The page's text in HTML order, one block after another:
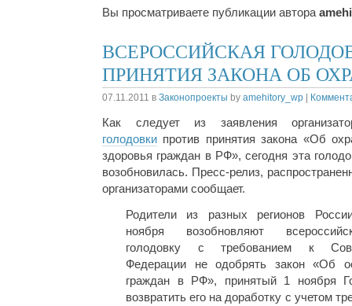
Вы просматриваете публикации автора
ВСЕРОССИЙСКАЯ
ПРИНЯТИЯ ЗАКОНА ОБ
07.11.2011 в Законопроекты by amehitory_wp
Как следует из заявления
голодовки против принятия закона «Об
здоровья граждан в РФ», сегодня эта
возобновилась. Пресс-релиз,
организаторами сообщает.
Родители из разных регионов
ноября возобновляют
голодовку с требованием к
Федерации не одобрять закон «Об
граждан в РФ», принятый 1 ноября
возвратить его на доработку с учетом